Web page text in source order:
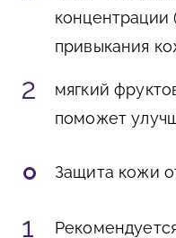
концентрации
привыкания
мягкий
поможет
Защита кожи